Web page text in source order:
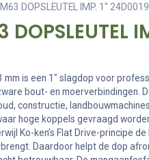
DOPSLEUTEL IMP. 1''
mm is een 1" slagdop voor
bout- en moerverbindingen.
constructie,
hoge koppels gevraagd
Ko-ken’s Flat Drive-principe
Daardoor helpt de dop